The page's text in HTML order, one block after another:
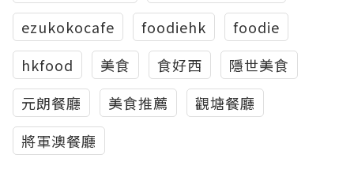
ezukokocafe
foodiehk
foodie
hkfood
美食 食好西
隱世美食
元朗餐廳
美食推薦
觀塘餐廳
將軍澳餐廳